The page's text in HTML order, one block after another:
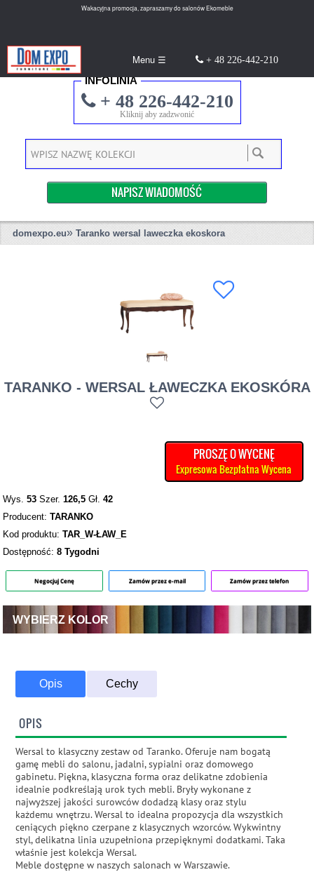
Wakacyjna promocja, zapraszamy do salonów Ekomeble
Menu ☰ + 48 226-442-210
INFOLINIA
+ 48 226-442-210
Kliknij aby zadzwonić
NAPISZ WIADOMOŚĆ
domexpo.eu» Taranko wersal laweczka ekoskora
TARANKO - WERSAL ŁAWECZKA EKOSKÓRA
PROSZĘ O WYCENĘ
Expresowa Bezpłatna Wycena
Wys.53 Szer.126,5 Gł.42
Producent:TARANKO
Kod produktu:TAR_W-ŁAW_E
Dostępność:8 Tygodni
Negocjuj Cenę Zamów przez e-mail Zamów przez telefon
WYBIERZ KOLOR
Opis Cechy
OPIS
Wersal to klasyczny zestaw od Taranko. Oferuje nam bogatą
gamę mebli do salonu, jadalni, sypialni oraz domowego
gabinetu. Piękna, klasyczna forma oraz delikatne zdobienia
idealnie podkreślają urok tych mebli. Bryły wykonane z
najwyższej jakości surowców dodadzą klasy oraz stylu
każdemu wnętrzu. Wersal to idealna propozycja dla wszystkich
ceniących piękno czerpane z klasycznych wzorców. Wykwintny
styl, delikatna linia uzupełniona przepięknymi dodatkami. Taka
właśnie jest kolekcja Wersal.
Meble dostępne w naszych salonach w Warszawie.